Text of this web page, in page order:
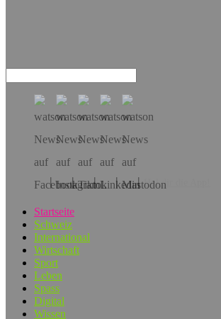
Hol dir die App!
Startseite
Schweiz
International
Wirtschaft
Sport
Leben
Spass
Digital
Wissen